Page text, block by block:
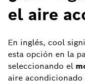
el aire
En inglés, cool
esta opción en la
seleccionando el
aire